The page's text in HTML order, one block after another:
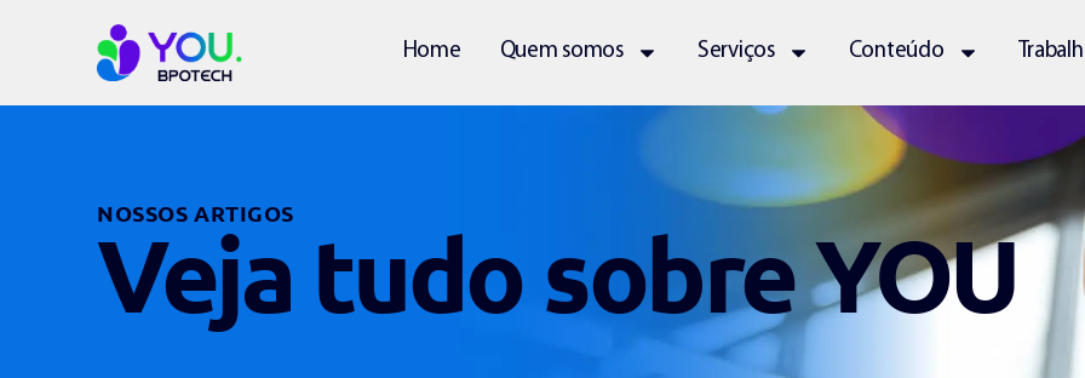
Home Quem somos Serviços Conteúdo
NOSSOS ARTIGOS
Veja tudo sobre YOU